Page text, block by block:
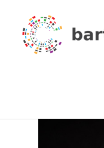
content